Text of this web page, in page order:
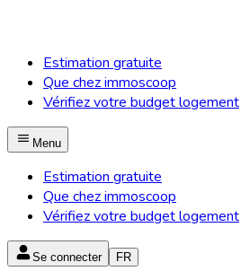
Estimation gratuite
Que chez immoscoop
Vérifiez votre budget logement
Menu
Estimation gratuite
Que chez immoscoop
Vérifiez votre budget logement
Se connecter FR